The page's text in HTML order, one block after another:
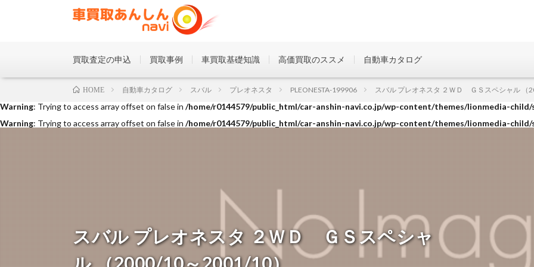
: Trying to access array offset on false in
/home/r0144579/public_html/car-anshin-navi.co.jp/wp-content/themes/lionmedia-
Warning: Trying to access array offset on false in /home/r0144579/public_html/car-anshin-navi.co.jp/wp-content/themes/lionmedia-
Warning: Trying to access array offset on false in /home/r0144579/public_html/car-anshin-navi.co.jp/wp-content/themes/lionmedia-
買取査定の申込 買取事例 車買取基礎知識 高価買取のススメ 自動車カタログ
スバル プレオネスタ ２ＷＤ ＧＳスペシャ
HOME 自動車カタログ スバル プレオネスタ PLEONESTA-199906 スバル プレオネスタ ２ＷＤ ＧＳスペシャル （